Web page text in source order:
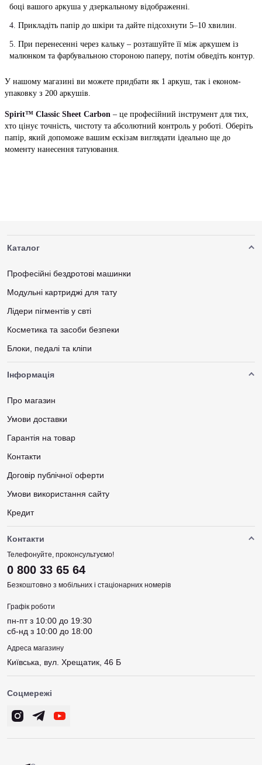
боці вашого аркуша у дзеркальному відображенні.
Прикладіть папір до шкіри та дайте підсохнути 5–10 хвилин.
При перенесенні через кальку – розташуйте її між аркушем із
малюнком та фарбувальною стороною паперу, потім обведіть контур.
У нашому магазині ви можете придбати як 1 аркуш, так і економ-
упаковку з 200 аркушів.
Spirit™ Classic Sheet Carbon – це професійний інструмент для тих,
хто цінує точність, чистоту та абсолютний контроль у роботі. Оберіть
папір, який допоможе вашим ескізам виглядати ідеально ще до
моменту нанесення татуювання.
Каталог
Професійні бездротові машинки
Модульні картриджі для тату
Лідери пігментів у свті
Косметика та засоби безпеки
Блоки, педалі та кліпи
Інформація
Про магазин
Умови доставки
Гарантія на товар
Контакти
Договір публічної оферти
Умови використання сайту
Кредит
Контакти
Телефонуйте, проконсультуємо!
0 800 33 65 64
Безкоштовно з мобільних і стаціонарних номерів
Графік роботи
пн-пт з 10:00 до 19:30
сб-нд з 10:00 до 18:00
Адреса магазину
Київська, вул. Хрещатик, 46 Б
Соцмережі